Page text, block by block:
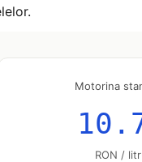
Motorina
RON /